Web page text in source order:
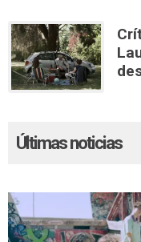
Últimas noticias